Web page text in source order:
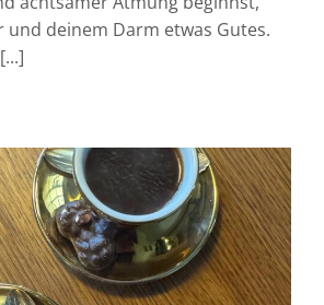
und deinem Darm etwas Gutes.